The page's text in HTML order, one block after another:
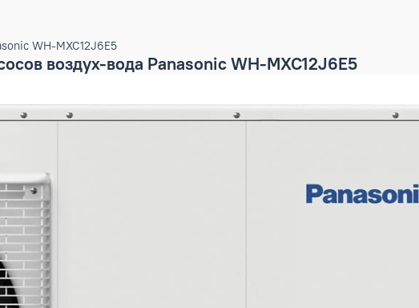
Panasonic WH-MXC12J6E5
воздух-вода Panasonic WH-